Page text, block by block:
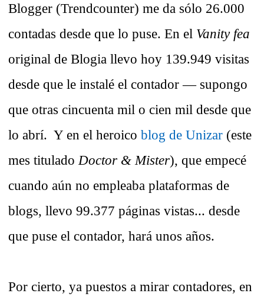
Blogger (Trendcounter) me da sólo 26.000
contadas desde que lo puse. En el Vanity fea
original de Blogia llevo hoy 139.949 visitas
desde que le instalé el contador — supongo
que otras cincuenta mil o cien mil desde que
lo abrí. Y en el heroico blog de Unizar (este
mes titulado Doctor & Mister), que empecé
cuando aún no empleaba plataformas de
blogs, llevo 99.377 páginas vistas... desde
que puse el contador, hará unos años.
Por cierto, ya puestos a mirar contadores, en